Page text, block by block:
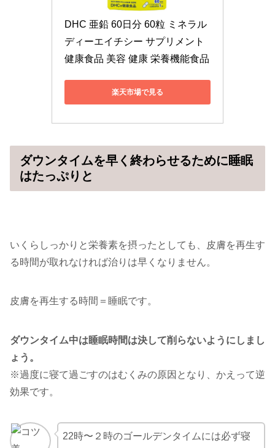
DHC 亜鉛 60日分 60粒 ミネラル
ディーエイチシー サプリメント
健康食品 美容 健康 栄養機能食品
楽天市場で見る
ダウンタイムを早く終わらせるために睡眠
はたっぷりと
いくらしっかりと栄養素を摂ったとしても、皮膚を再生す
る時間が取れなければ治りは早くなりません。
皮膚を再生する時間＝睡眠です。
ダウンタイム中は睡眠時間は決して削らないようにしまし
ょう。
※過度に寝て過ごすのはむくみの原因となり、かえって逆
効果です。
22時〜２時のゴールデンタイムには必ず寝